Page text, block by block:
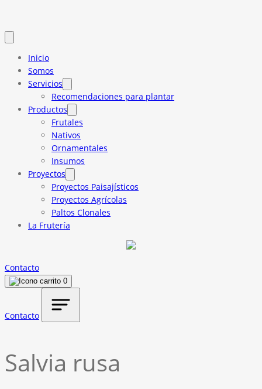
Inicio
Somos
Servicios
Recomendaciones para plantar
Productos
Frutales
Nativos
Ornamentales
Insumos
Proyectos
Proyectos Paisajísticos
Proyectos Agrícolas
Paltos Clonales
La Frutería
Contacto
0
Contacto
Salvia rusa